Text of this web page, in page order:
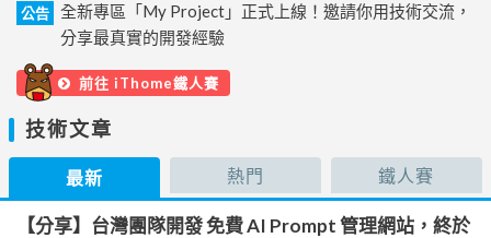
公告
全新專區「My Project」正式上線！邀請你用技術交流，
分享最真實的開發經驗
前往 iThome鐵人賽
技術文章
最新 熱門 鐵人賽
【分享】台灣團隊開發 免費 AI Prompt 管理網站，終於